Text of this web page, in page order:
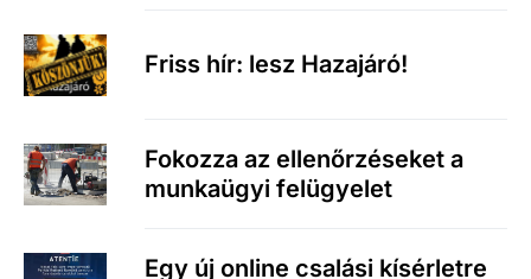
Friss hír: lesz Hazajáró!
Fokozza az ellenőrzéseket a
munkaügyi felügyelet
Egy új online csalási kísérletre